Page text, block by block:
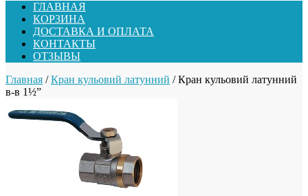
ГЛАВНАЯ
КОРЗИНА
ДОСТАВКА И ОПЛАТА
КОНТАКТЫ
ОТЗЫВЫ
Главная /Кран кульовий латунний / Кран кульовий латунний
в-в 1½”